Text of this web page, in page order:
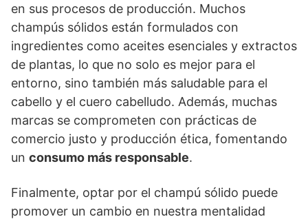
en sus procesos de producción. Muchos
champús sólidos están formulados con
ingredientes como aceites esenciales y extractos
de plantas, lo que no solo es mejor para el
entorno, sino también más saludable para el
cabello y el cuero cabelludo. Además, muchas
marcas se comprometen con prácticas de
comercio justo y producción ética, fomentando
un consumo más responsable.
Finalmente, optar por el champú sólido puede
promover un cambio en nuestra mentalidad